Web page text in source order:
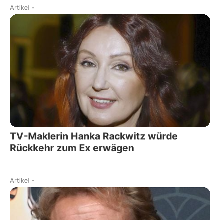
Artikel -
TV-Maklerin Hanka Rackwitz würde
Rückkehr zum Ex erwägen
Artikel -